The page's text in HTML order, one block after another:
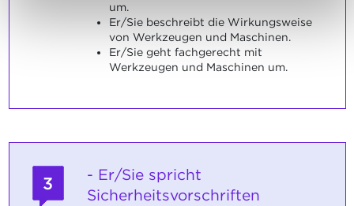
um.
Er/Sie beschreibt die Wirkungsweise
von Werkzeugen und Maschinen.
Er/Sie geht fachgerecht mit
Werkzeugen und Maschinen um.
3
- Er/Sie spricht
Sicherheitsvorschriften